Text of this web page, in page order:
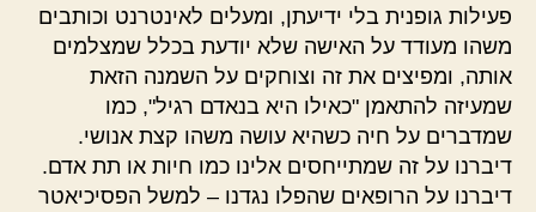
פעילות גופנית בלי ידיעתן, ומעלים לאינטרנט וכותבים
משהו מעודד על האישה שלא יודעת בכלל שמצלמים
אותה, ומפיצים את זה וצוחקים על השמנה הזאת
שמעיזה להתאמן "כאילו היא בנאדם רגיל", כמו
שמדברים על חיה כשהיא עושה משהו קצת אנושי.
דיברנו על זה שמתייחסים אלינו כמו חיות או תת אדם.
דיברנו על הרופאים שהפלו נגדנו – למשל הפסיכיאטר